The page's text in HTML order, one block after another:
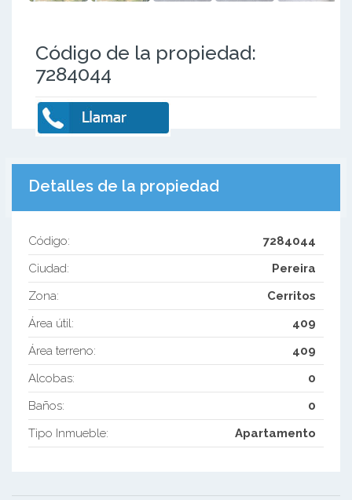
Código de la propiedad:
7284044
Detalles de la propiedad
Código:
7284044
Ciudad:
Pereira
Zona:
Cerritos
Área útil:
409
Área terreno:
409
Alcobas:
0
Baños:
0
Tipo Inmueble:
Apartamento